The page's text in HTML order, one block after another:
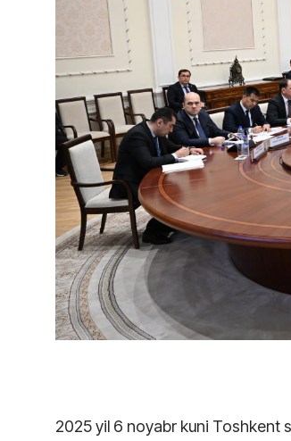
2025 yil 6 noyabr kuni Toshkent